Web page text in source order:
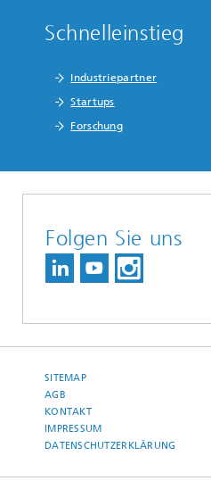
Schnelleinstieg
Industriepartner
Startups
Forschung
Folgen Sie uns
SITEMAP
AGB
KONTAKT
IMPRESSUM
DATENSCHUTZERKLÄRUNG